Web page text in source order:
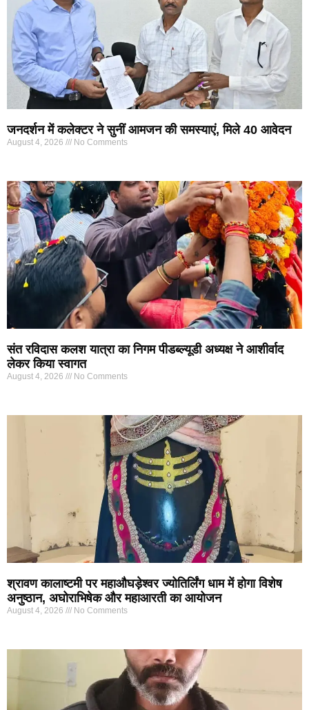
जनदर्शन में कलेक्टर ने सुनीं आमजन की समस्याएं, मिले 40 आवेदन
August 4, 2026 No Comments
संत रविदास कलश यात्रा का निगम पीडब्ल्यूडी अध्यक्ष ने आशीर्वाद
लेकर किया स्वागत
August 4, 2026 No Comments
श्रावण कालाष्टमी पर महाऔघड़ेश्वर ज्योतिर्लिंग धाम में होगा विशेष
अनुष्ठान, अघोराभिषेक और महाआरती का आयोजन
August 4, 2026 No Comments